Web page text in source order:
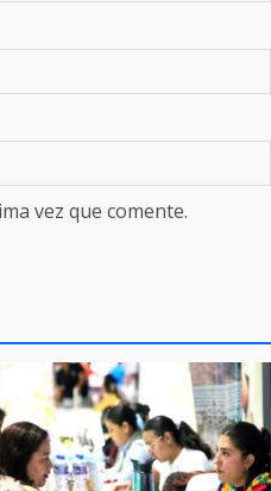
vez que comente.